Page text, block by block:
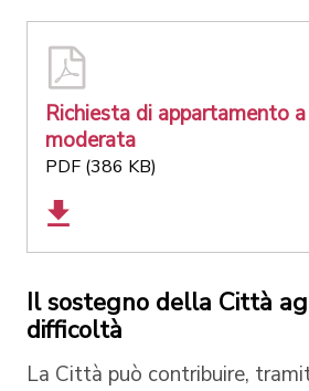
Richiesta di appartamento
moderata
PDF (386 KB)
Il sostegno della Città
difficoltà
La Città può contribuire,